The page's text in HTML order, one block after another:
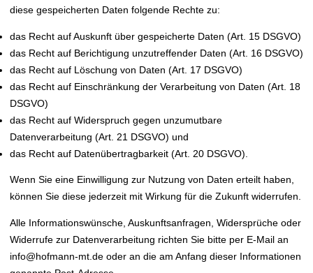
diese gespeicherten Daten folgende Rechte zu:
das Recht auf Auskunft über gespeicherte Daten (Art. 15 DSGVO)
das Recht auf Berichtigung unzutreffender Daten (Art. 16 DSGVO)
das Recht auf Löschung von Daten (Art. 17 DSGVO)
das Recht auf Einschränkung der Verarbeitung von Daten (Art. 18
DSGVO)
das Recht auf Widerspruch gegen unzumutbare
Datenverarbeitung (Art. 21 DSGVO) und
das Recht auf Datenübertragbarkeit (Art. 20 DSGVO).
Wenn Sie eine Einwilligung zur Nutzung von Daten erteilt haben,
können Sie diese jederzeit mit Wirkung für die Zukunft widerrufen.
Alle Informationswünsche, Auskunftsanfragen, Widersprüche oder
Widerrufe zur Datenverarbeitung richten Sie bitte per E-Mail an
info@hofmann-mt.de oder an die am Anfang dieser Informationen